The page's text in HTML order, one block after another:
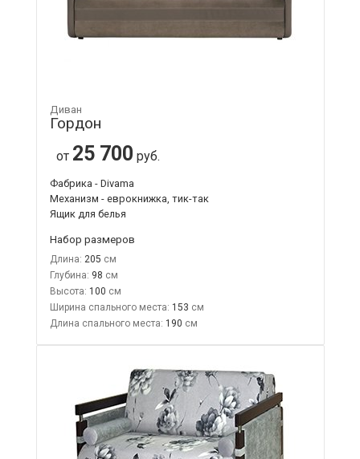
Диван
Гордон
от 25 700 руб.
Фабрика - Divama
Механизм - еврокнижка, тик-так
Ящик для белья
Набор размеров
Длина: 205
Глубина: 98
Высота: 100
Ширина спального места: 153
Длина спального места: 190